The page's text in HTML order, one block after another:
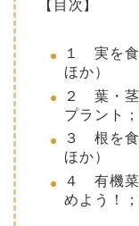
【目次】
１ 実を
ほか）
２ 葉・茎
プラント
３ 根を
ほか）
４ 有機菜
めよう！